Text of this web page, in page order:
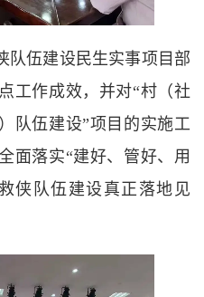
队伍建设民生实事项目部
工作成效，并对“村（社
队伍建设”项目的实施工
面落实“建好、管好、用
侠队伍建设真正落地见